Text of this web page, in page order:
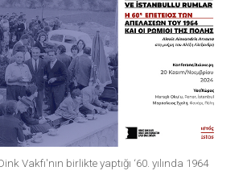
Vakfı'nın birlikte yaptığı ‘60. yılında 1964